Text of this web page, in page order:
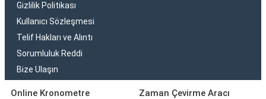
Gizlilik Politikası
Kullanıcı Sözleşmesi
Telif Hakları ve Alıntı
Sorumluluk Reddi
Bize Ulaşın
Online Kronometre
Zaman Çevirme Aracı